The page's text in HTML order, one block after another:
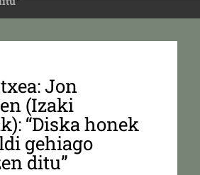
Jon
(Izaki
“Diska honek
gehiago
ditu”